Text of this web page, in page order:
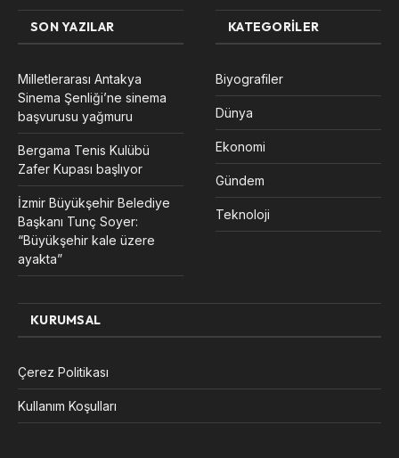
SON YAZILAR
Milletlerarası Antakya
Sinema Şenliği’ne sinema
başvurusu yağmuru
Bergama Tenis Kulübü
Zafer Kupası başlıyor
İzmir Büyükşehir Belediye
Başkanı Tunç Soyer:
“Büyükşehir kale üzere
ayakta”
KATEGORILER
Biyografiler
Dünya
Ekonomi
Gündem
Teknoloji
KURUMSAL
Çerez Politikası
Kullanım Koşulları